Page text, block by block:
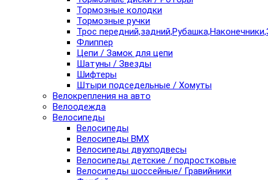
Тормозные колодки
Тормозные ручки
Трос
Флиппер
Цепи / Замок для цепи
Шатуны / Звезды
Шифтеры
Штыри подседельные / Хомуты
Велокрепления на авто
Велоодежда
Велосипеды
Велосипеды
Велосипеды BMX
Велосипеды двухподвесы
Велосипеды детские / подростковые
Велосипеды шоссейные/ Гравийники